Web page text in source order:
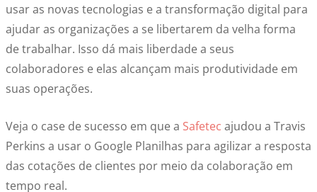
usar as novas tecnologias e a transformação digital para
ajudar as organizações a se libertarem da velha forma
de trabalhar. Isso dá mais liberdade a seus
colaboradores e elas alcançam mais produtividade em
suas operações.
Veja o case de sucesso em que a Safetec ajudou a Travis
Perkins a usar o Google Planilhas para agilizar a resposta
das cotações de clientes por meio da colaboração em
tempo real.